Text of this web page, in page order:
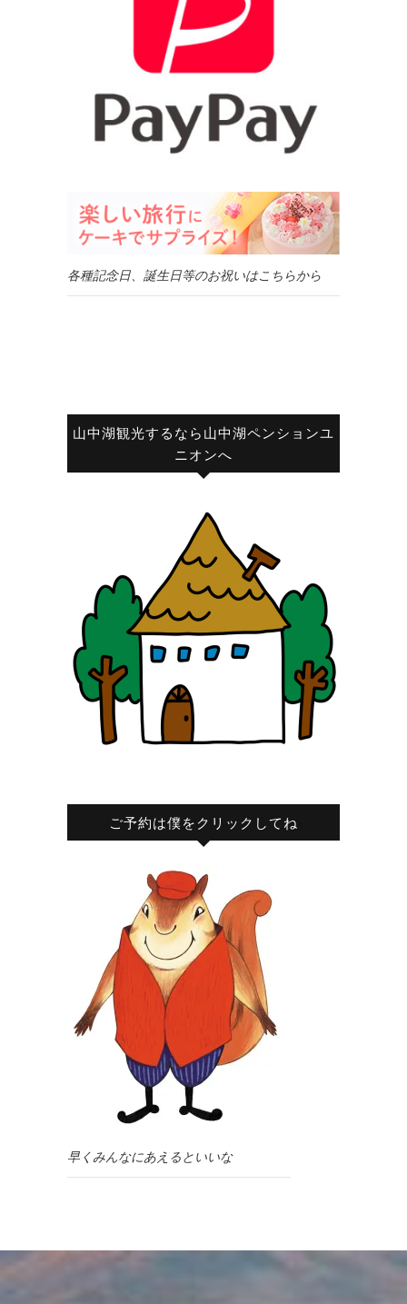
各種記念日、誕生日等のお祝いはこちらから
山中湖観光するなら山中湖ペンションユ
ニオンへ
ご予約は僕をクリックしてね
早くみんなにあえるといいな